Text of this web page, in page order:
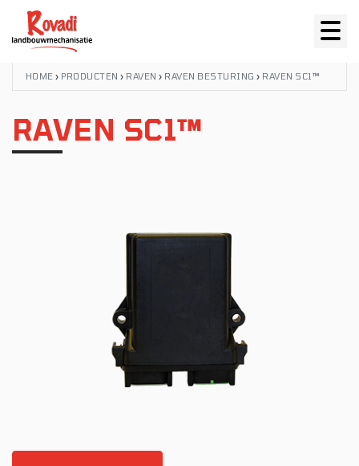
HOME › PRODUCTEN › RAVEN › RAVEN BESTURING › RAVEN SC1™
RAVEN SC1™